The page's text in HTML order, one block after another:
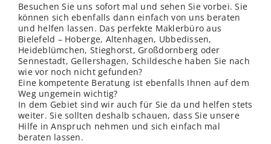
Besuchen Sie uns sofort mal und sehen Sie vorbei. Sie
können sich ebenfalls dann einfach von uns beraten
und helfen lassen. Das perfekte Maklerbüro aus
Bielefeld – Hoberge, Altenhagen, Ubbedissen,
Heideblümchen, Stieghorst, Großdornberg oder
Sennestadt, Gellershagen, Schildesche haben Sie nach
wie vor noch nicht gefunden?
Eine kompetente Beratung ist ebenfalls Ihnen auf dem
Weg ungemein wichtig?
In dem Gebiet sind wir auch für Sie da und helfen stets
weiter. Sie sollten deshalb schauen, dass Sie unsere
Hilfe in Anspruch nehmen und sich einfach mal
beraten lassen.